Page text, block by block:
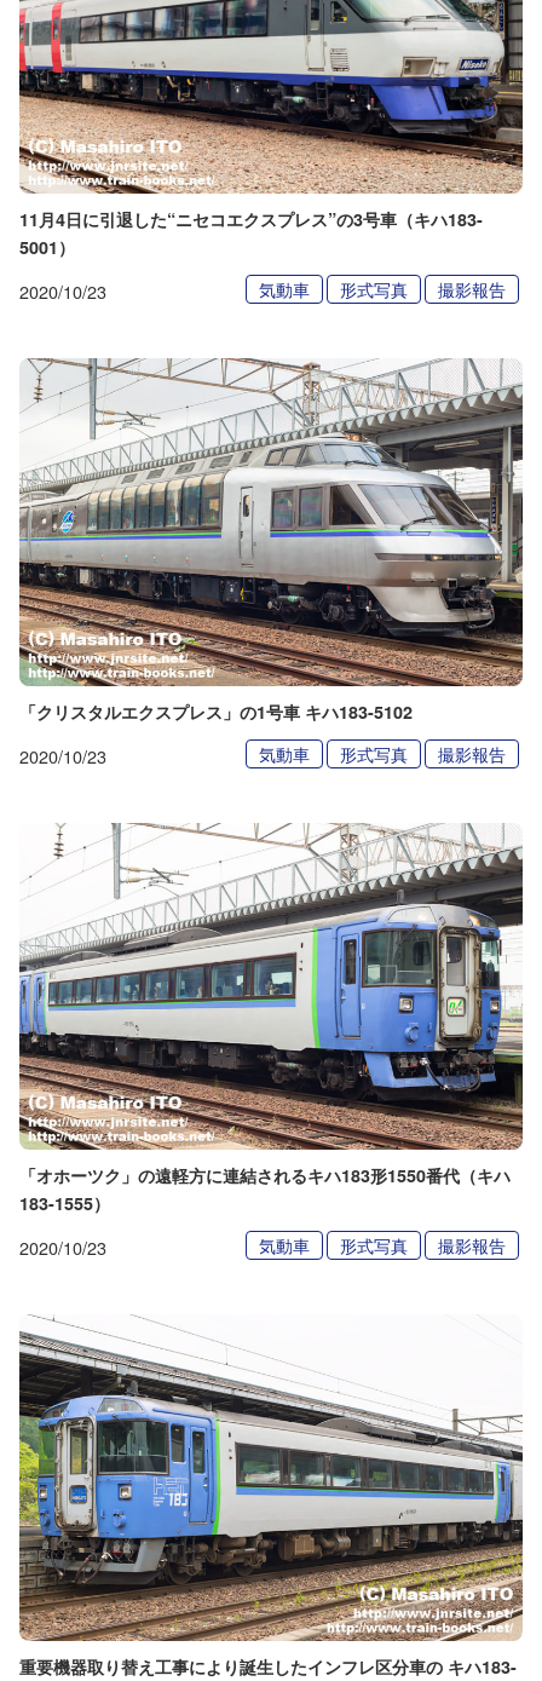
11月4日に引退した“ニセコエクスプレス”の3号車（キハ183-
5001）
2020/10/23 気動車 形式写真 撮影報告
「クリスタルエクスプレス」の1号車 キハ183-5102
2020/10/23 気動車 形式写真 撮影報告
「オホーツク」の遠軽方に連結されるキハ183形1550番代（キハ
183-1555）
2020/10/23 気動車 形式写真 撮影報告
重要機器取り替え工事により誕生したインフレ区分車の キハ183-